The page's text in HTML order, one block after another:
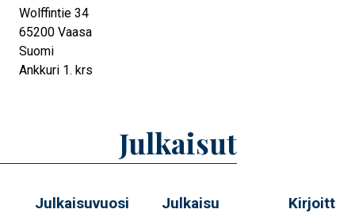
Wolffintie 34
65200 Vaasa
Suomi
Ankkuri 1. krs
Julkaisut
Julkaisuvuosi Julkaisu